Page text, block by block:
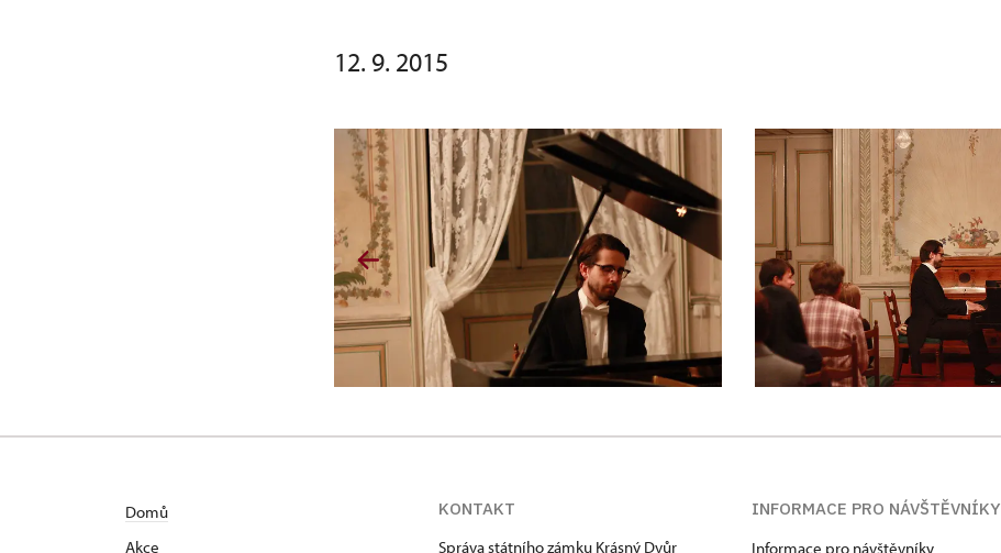
12. 9. 2015
Domů
Akce
KONTAKT
Správa státního zámku Krásný Dvůr
INFORMACE PRO NÁVŠTĚVNÍKY
Informace pro návštěvníky